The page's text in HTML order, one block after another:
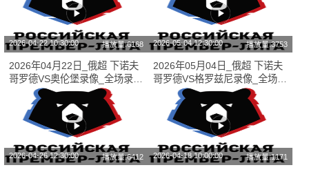
2026-04-22 10:30:00 播放量:6168
2026年04月22日_俄超 下诺夫
哥罗德VS奥伦堡录像_全场录像
【视频集锦】
2026-05-04 12:30:00 播放量:3753
2026年05月04日_俄超 下诺夫
哥罗德VS格罗兹尼录像_全场录
像【高清回放】
2026-04-26 12:30:00 播放量:6412 2026-04-18 10:00:00 播放量:1171